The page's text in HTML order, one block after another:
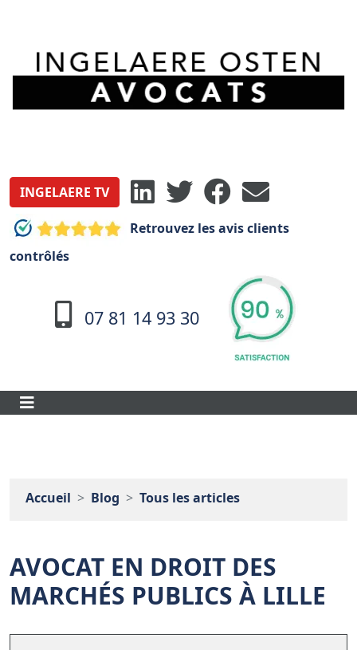
INGELAERE TV
Retrouvez les avis clients
contrôlés
07 81 14 93 30
Accueil Blog Tous les articles
AVOCAT EN DROIT DES
MARCHÉS PUBLICS À LILLE